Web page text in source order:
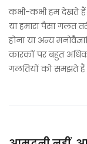
कभी-कभी हम देखते हैं
या हमारा पैसा गलत
होना या अन्य
कारकों पर बहुत
गलतियों को समझते